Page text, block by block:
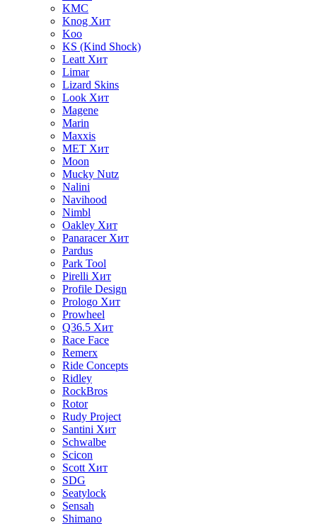
KMC
Knog Хит
Koo
KS (Kind Shock)
Leatt Хит
Limar
Lizard Skins
Look Хит
Magene
Marin
Maxxis
MET Хит
Moon
Mucky Nutz
Nalini
Navihood
Nimbl
Oakley Хит
Panaracer Хит
Pardus
Park Tool
Pirelli Хит
Profile Design
Prologo Хит
Prowheel
Q36.5 Хит
Race Face
Remerx
Ride Concepts
Ridley
RockBros
Rotor
Rudy Project
Santini Хит
Schwalbe
Scicon
Scott Хит
SDG
Seatylock
Sensah
Shimano